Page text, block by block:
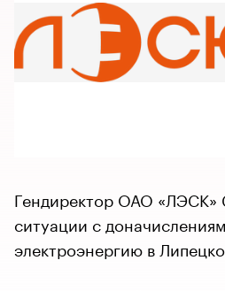
Гендиректор ОАО «ЛЭСК»
ситуации с
электроэнергию в